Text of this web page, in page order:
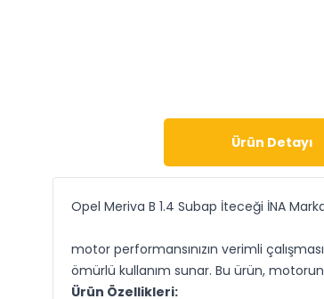
Ürün Detayı
Opel Meriva B 1.4 Subap İteceği İNA
motor performansınızın verimli
ömürlü kullanım sunar. Bu ürün,
Ürün Özellikleri: